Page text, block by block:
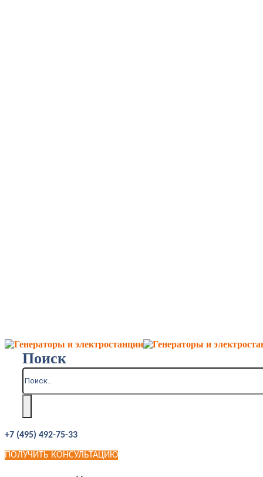
Поиск
+7 (495) 492-75-33
ПОЛУЧИТЬ КОНСУЛЬТАЦИЮ